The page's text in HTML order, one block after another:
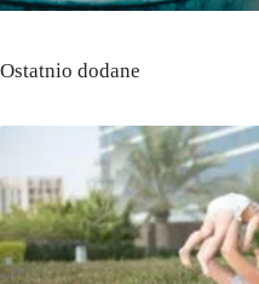
Ostatnio dodane